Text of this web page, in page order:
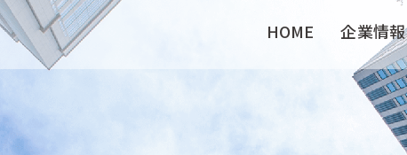
HOME 企業情報